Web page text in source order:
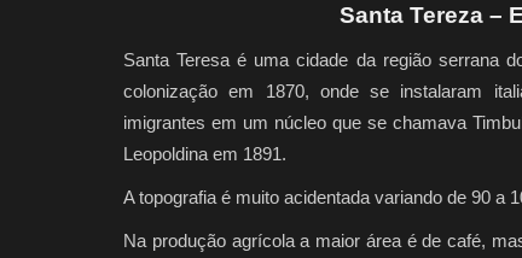
Santa Tereza –
Santa Teresa é uma cidade da região serrana
colonização em 1870, onde se instalaram
imigrantes em um núcleo que se chamava
Leopoldina em 1891.
A topografia é muito acidentada variando de 90 a
Na produção agrícola a maior área é de café,